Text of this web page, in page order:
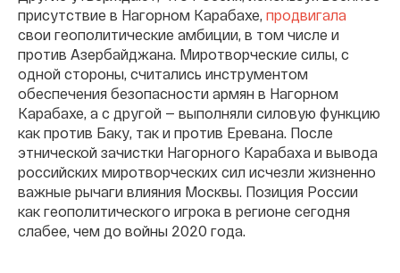
присутствие в Нагорном Карабахе, продвигала
свои геополитические амбиции, в том числе и
против Азербайджана. Миротворческие силы, с
одной стороны, считались инструментом
обеспечения безопасности армян в Нагорном
Карабахе, а с другой — выполняли силовую функцию
как против Баку, так и против Еревана. После
этнической зачистки Нагорного Карабаха и вывода
российских миротворческих сил исчезли жизненно
важные рычаги влияния Москвы. Позиция России
как геополитического игрока в регионе сегодня
слабее, чем до войны 2020 года.